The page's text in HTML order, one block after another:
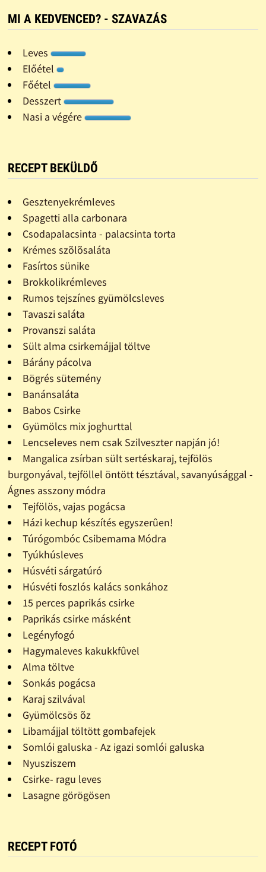
MI A KEDVENCED? - SZAVAZÁS
Leves
Előétel
Főétel
Desszert
Nasi a végére
RECEPT BEKÜLDŐ
Gesztenyekrémleves
Spagetti alla carbonara
Csodapalacsinta - palacsinta torta
Krémes szõlõsaláta
Fasírtos sünike
Brokkolikrémleves
Rumos tejszínes gyümölcsleves
Tavaszi saláta
Provanszi saláta
Sült alma csirkemájjal töltve
Bárány pácolva
Bögrés sütemény
Banánsaláta
Babos Csirke
Gyümölcs mix joghurttal
Lencseleves nem csak Szilveszter napján jó!
Mangalica zsírban sült sertéskaraj, tejfölös
burgonyával, tejföllel öntött tésztával, savanyúsággal -
Ágnes asszony módra
Tejfölös, vajas pogácsa
Házi kechup készítés egyszerûen!
Túrógombóc Csibemama Módra
Tyúkhúsleves
Húsvéti sárgatúró
Húsvéti foszlós kalács sonkához
15 perces paprikás csirke
Paprikás csirke másként
Legényfogó
Hagymaleves kakukkfûvel
Alma töltve
Sonkás pogácsa
Karaj szilvával
Gyümölcsös õz
Libamájjal töltött gombafejek
Somlói galuska - Az igazi somlói galuska
Nyusziszem
Csirke- ragu leves
Lasagne görögösen
RECEPT FOTÓ